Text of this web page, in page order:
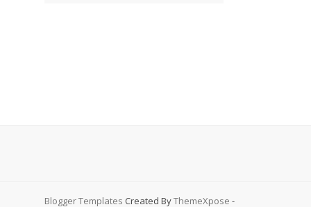
Blogger Templates Created ByThemeXpose -